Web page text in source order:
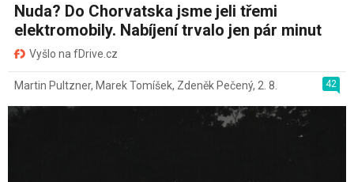
Nuda? Do Chorvatska jsme jeli třemi
elektromobily. Nabíjení trvalo jen pár minut
Vyšlo na fDrive.cz
42
Martin Pultzner, Marek Tomíšek, Zdeněk Pečený, 2. 8.